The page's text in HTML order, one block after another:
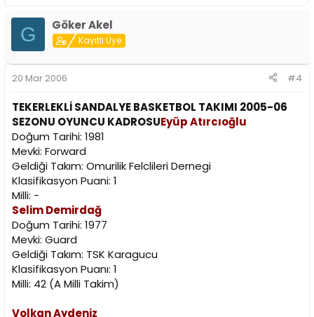
G Göker Akel
Kayıtlı Üye
20 Mar 2006 #4
TEKERLEKLİ SANDALYE BASKETBOL TAKIMI 2005-06
SEZONU OYUNCU KADROSUEyüp Atırcıoğlu
Doğum Tarihi: 1981
Mevki: Forward
Geldiği Takım: Omurilik Felclileri Dernegi
Klasifikasyon Puani: 1
Milli: -
Selim Demirdağ
Doğum Tarihi: 1977
Mevki: Guard
Geldiği Takım: TSK Karagucu
Klasifikasyon Puanı: 1
Milli: 42 (A Milli Takim)
Volkan Aydeniz